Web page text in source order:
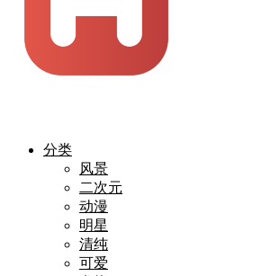
分类
风景
二次元
动漫
明星
清纯
可爱